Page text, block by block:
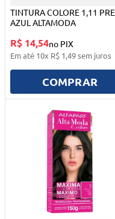
TINTURA COLORE 1,11
AZUL ALTAMODA
R$ 14,54no PIX
Em até 10x R$ 1,49sem juros
COMPRAR